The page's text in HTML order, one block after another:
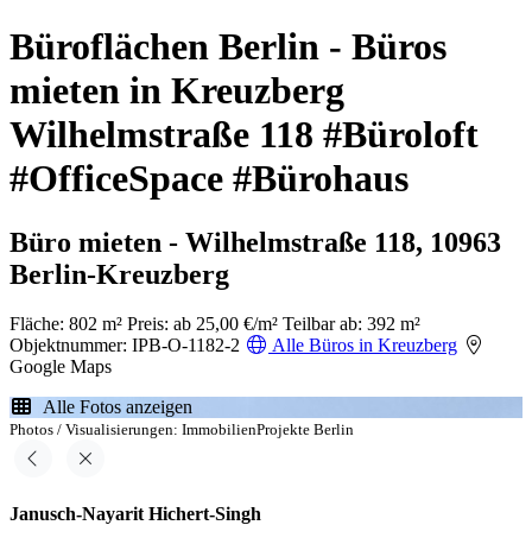
Büroflächen Berlin - Büros
mieten in Kreuzberg
Wilhelmstraße 118 #Büroloft
#OfficeSpace #Bürohaus
Büro mieten - Wilhelmstraße 118, 10963
Berlin-Kreuzberg
Fläche: 802 m² Preis: ab 25,00 €/m² Teilbar ab: 392 m²
Objektnummer: IPB-O-1182-2
Alle Büros in Kreuzberg
Google Maps
Alle Fotos anzeigen
Photos / Visualisierungen: ImmobilienProjekte Berlin
Janusch-Nayarit Hichert-Singh